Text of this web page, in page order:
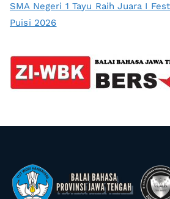
SMA Negeri 1 Tayu Raih Juara I
Puisi 2026